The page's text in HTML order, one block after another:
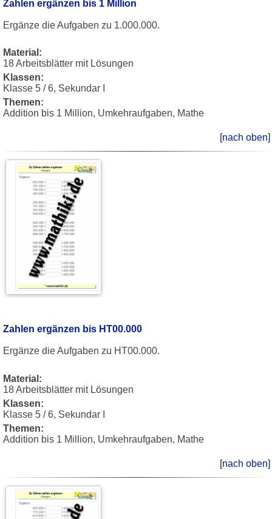
Zahlen ergänzen bis 1 Million
Ergänze die Aufgaben zu 1.000.000.
Material:
18 Arbeitsblätter mit Lösungen
Klassen:
Klasse 5 / 6, Sekundar I
Themen:
Addition bis 1 Million, Umkehraufgaben, Mathe
[nach oben]
Zahlen ergänzen bis HT00.000
Ergänze die Aufgaben zu HT00.000.
Material:
18 Arbeitsblätter mit Lösungen
Klassen:
Klasse 5 / 6, Sekundar I
Themen:
Addition bis 1 Million, Umkehraufgaben, Mathe
[nach oben]